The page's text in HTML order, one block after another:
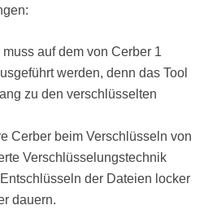
auf dem von Cerber 1
werden, denn das Tool
zu den verschlüsselten
Cerber beim Verschlüsseln von
Verschlüsselungstechnik
der Dateien locker
dauern.